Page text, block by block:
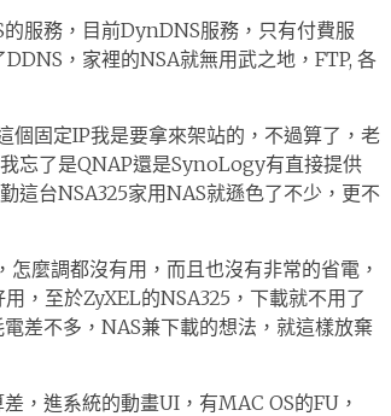
服務，目前DynDNS服務，只有付費服
，家裡的NSA就無用武之地，FTP, 各
個固定IP我是要拿來架站的，不過算了，老
忘了是QNAP還是SynoLogy有直接提供
這台NSA325家用NAS就遜色了不少，更不
麼調都沒有用，而且也沒有非常的省電，
，至於ZyXEL的NSA325，下載就不用了
差不多，NAS兼下載的想法，就這樣放棄
，進系統的動畫UI，有MAC OS的FU，